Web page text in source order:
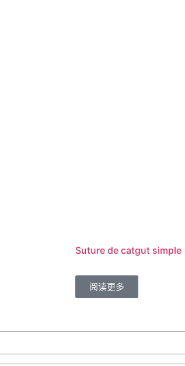
Suture de catgut simple
阅读更多